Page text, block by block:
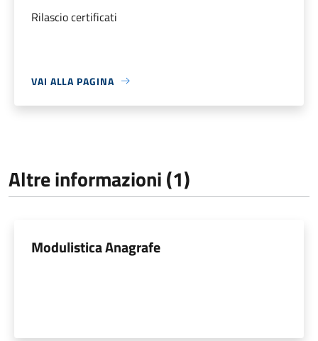
Rilascio certificati
VAI ALLA PAGINA
Altre informazioni (1)
Modulistica Anagrafe